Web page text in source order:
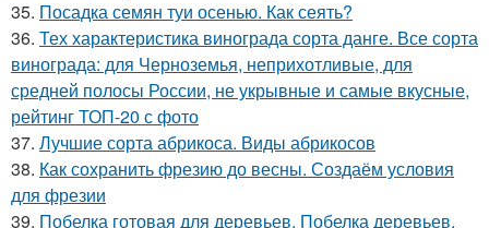
35. Посадка семян туи осенью. Как сеять?
36. Тех характеристика винограда сорта данге. Все сорта
винограда: для Черноземья, неприхотливые, для
средней полосы России, не укрывные и самые вкусные,
рейтинг ТОП-20 с фото
37. Лучшие сорта абрикоса. Виды абрикосов
38. Как сохранить фрезию до весны. Создаём условия
для фрезии
39. Побелка готовая для деревьев. Побелка деревьев.